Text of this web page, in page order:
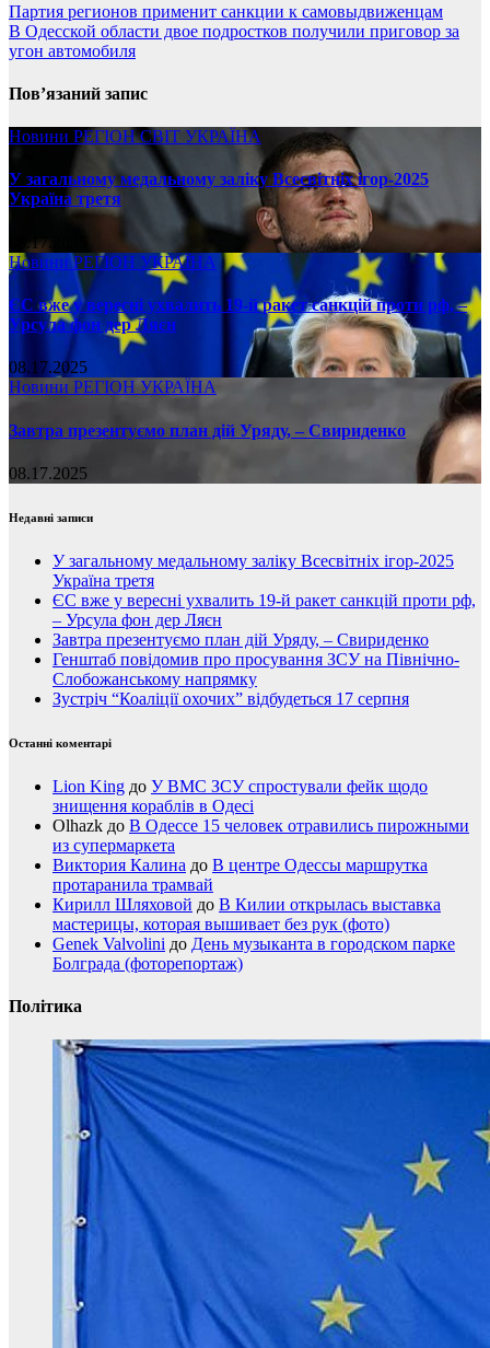
Партия регионов применит санкции к самовыдвиженцам
В Одесской области двое подростков получили приговор за
угон автомобиля
Пов’язаний запис
Новини РЕГІОНСВІТ УКРАЇНА
У загальному медальному заліку Всесвітніх ігор-2025
Україна третя
08.17.2025
НовиниРЕГІОН УКРАЇНА
ЄС вже у вересні ухвалить 19-й ракет санкцій проти рф, –
Урсула фон дер Ляєн
08.17.2025
Новини РЕГІОН УКРАЇНА
Завтра презентуємо план дій Уряду, – Свириденко
08.17.2025
Недавні записи
У загальному медальному заліку Всесвітніх ігор-2025
Україна третя
ЄС вже у вересні ухвалить 19-й ракет санкцій проти рф,
– Урсула фон дер Ляєн
Завтра презентуємо план дій Уряду, – Свириденко
Генштаб повідомив про просування ЗСУ на Північно-
Слобожанському напрямку
Зустріч “Коаліції охочих” відбудеться 17 серпня
Останні коментарі
Lion King до У ВМС ЗСУ спростували фейк щодо
знищення кораблів в Одесі
Olhazk до В Одессе 15 человек отравились пирожными
из супермаркета
Виктория Калина до В центре Одессы маршрутка
протаранила трамвай
Кирилл Шляховой до В Килии открылась выставка
мастерицы, которая вышивает без рук (фото)
Genek Valvolini до День музыканта в городском парке
Болграда (фоторепортаж)
Політика